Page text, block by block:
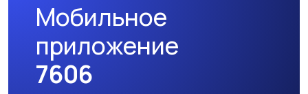
Мобильное
приложение
7606